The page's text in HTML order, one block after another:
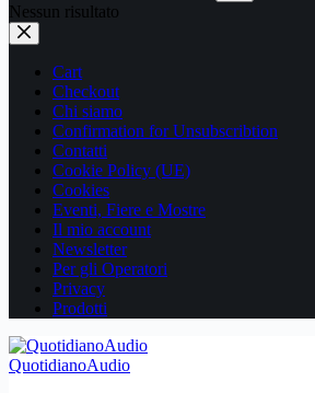
Nessun risultato
Cart
Checkout
Chi siamo
Confirmation for Unsubscribtion
Contatti
Cookie Policy (UE)
Cookies
Eventi, Fiere e Mostre
Il mio account
Newsletter
Per gli Operatori
Privacy
Prodotti
QuotidianoAudio